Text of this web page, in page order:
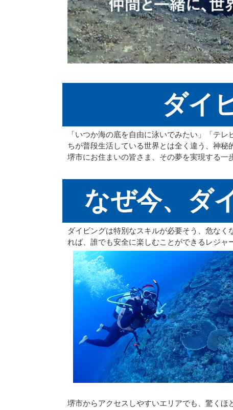
ダイ
「いつか海の底を自由に泳いでみたい」「テ
ちが普段生活している世界とは全く違う、神秘
堺市にお住まいの皆さま、その夢を実現する一
なぜ今、ダ
ダイビングは特別なスキルが必要そう、危な
れば、誰でも安全に楽しむことができるレジャ
堺市からアクセスしやすいエリアでも、驚く